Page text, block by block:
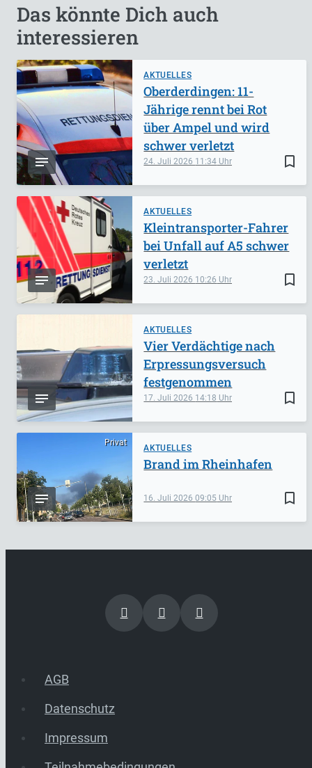
Das könnte Dich auch
interessieren
AKTUELLES
bookmark_border
24. Juli 2026 11:34
Oberderdingen: 11-
Jährige rennt bei Rot
über Ampel und wird
schwer verletzt
AKTUELLES
bookmark_border
23. Juli 2026 10:26
Kleintransporter-Fahrer
bei Unfall auf A5 schwer
verletzt
AKTUELLES
bookmark_border
17. Juli 2026 14:18
Vier Verdächtige nach
Erpressungsversuch
festgenommen
Privat
AKTUELLES
bookmark_border
16. Juli 202609:05
Brand im Rheinhafen
AGB
Datenschutz
Impressum